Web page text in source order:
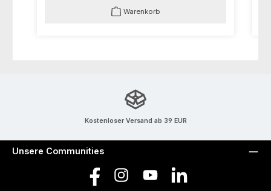
Warenkorb
Kostenloser Versand ab 39 EUR
Unsere Communities
Facebook Instagram YouTube LinkedIn